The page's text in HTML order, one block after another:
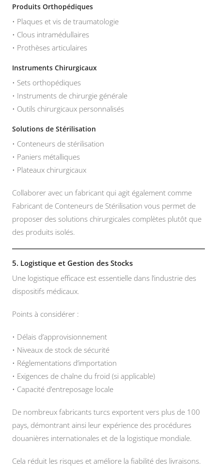
Produits Orthopédiques
• Plaques et vis de traumatologie
• Clous intramédullaires
• Prothèses articulaires
Instruments Chirurgicaux
• Sets orthopédiques
• Instruments de chirurgie générale
• Outils chirurgicaux personnalisés
Solutions de Stérilisation
• Conteneurs de stérilisation
• Paniers métalliques
• Plateaux chirurgicaux
Collaborer avec un fabricant qui agit également comme
Fabricant de Conteneurs de Stérilisation vous permet de
proposer des solutions chirurgicales complètes plutôt que
des produits isolés.
5. Logistique et Gestion des Stocks
Une logistique efficace est essentielle dans l’industrie des
dispositifs médicaux.
Points à considérer :
• Délais d’approvisionnement
• Niveaux de stock de sécurité
• Réglementations d’importation
• Exigences de chaîne du froid (si applicable)
• Capacité d’entreposage locale
De nombreux fabricants turcs exportent vers plus de 100
pays, démontrant ainsi leur expérience des procédures
douanières internationales et de la logistique mondiale.
Cela réduit les risques et améliore la fiabilité des livraisons.